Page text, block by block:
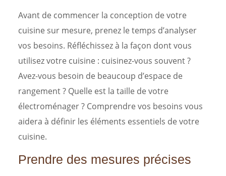
Avant de commencer la conception de votre
cuisine sur mesure, prenez le temps d’analyser
vos besoins. Réfléchissez à la façon dont vous
utilisez votre cuisine : cuisinez-vous souvent ?
Avez-vous besoin de beaucoup d’espace de
rangement ? Quelle est la taille de votre
électroménager ? Comprendre vos besoins vous
aidera à définir les éléments essentiels de votre
cuisine.
Prendre des mesures précises